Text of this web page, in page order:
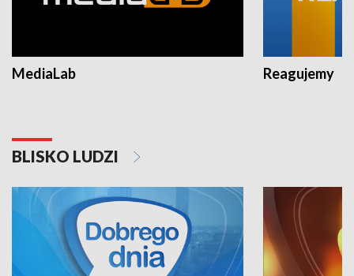
MediaLab Reagujemy
BLISKO LUDZI